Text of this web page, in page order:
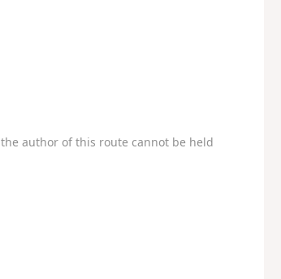
author of this route cannot be held